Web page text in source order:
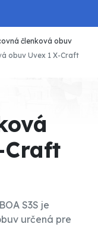
členková obuv
obuv Uvex 1 X-Craft
Craft
S3S je
určená pre